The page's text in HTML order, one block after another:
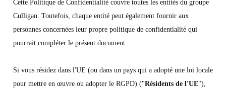
Cette Politique de Confidentialité couvre toutes les entités du groupe
Culligan. Toutefois, chaque entité peut également fournir aux
personnes concernées leur propre politique de confidentialité qui
pourrait compléter le présent document.
Si vous résidez dans l'UE (ou dans un pays qui a adopté une loi locale
pour mettre en œuvre ou adopter le RGPD) ("Résidents de l'UE"),